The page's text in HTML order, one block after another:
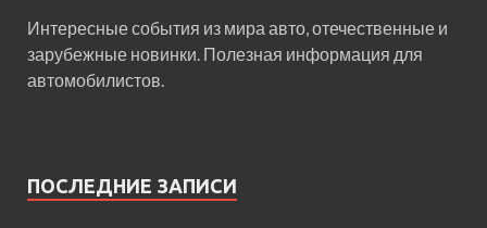
Интересные события из мира авто, отечественные и
зарубежные новинки. Полезная информация для
автомобилистов.
ПОСЛЕДНИЕ ЗАПИСИ